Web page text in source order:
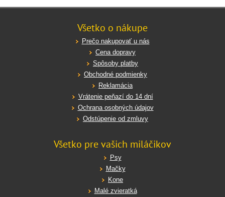
Všetko o nákupe
Prečo nakupovať u nás
Cena dopravy
Spôsoby platby
Obchodné podmienky
Reklamácia
Vrátenie peňazí do 14 dní
Ochrana osobných údajov
Odstúpenie od zmluvy
Všetko pre vašich miláčikov
Psy
Mačky
Kone
Malé zvieratká